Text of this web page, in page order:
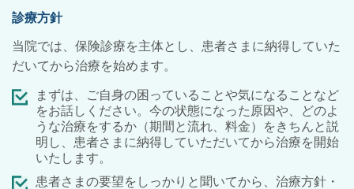
診療方針
当院では、保険診療を主体とし、患者さまに納得していた
だいてから治療を始めます。
まずは、ご自身の困っていることや気になることなど
をお話しください。今の状態になった原因や、どのよ
うな治療をするか（期間と流れ、料金）をきちんと説
明し、患者さまに納得していただいてから治療を開始
いたします。
患者さまの要望をしっかりと聞いてから、治療方針・